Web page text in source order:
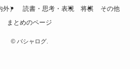
）
読書・思考・表現 将棋
その他
まとめのページ
©バシャログ.